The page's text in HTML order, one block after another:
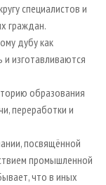
специалистов и
граждан.
дубу как
и изготавливаются
образования
переработки и
посвящённой
промышленной
что в иных